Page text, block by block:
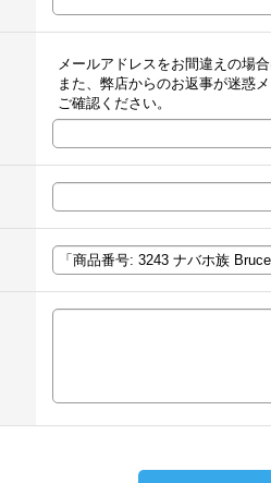
メールアドレスをお間違えの場
また、弊店からのお返事が迷惑
ご確認ください。